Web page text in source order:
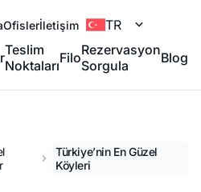
Ofislerİletişim TR
Teslim
NoktalarıFiloRezervasyon
Sorgula
Blog
Türkiye’nin En Güzel
Köyleri